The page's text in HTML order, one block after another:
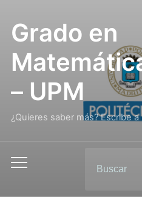
Grado en
– UPM
¿Quieres saber más? Escribe